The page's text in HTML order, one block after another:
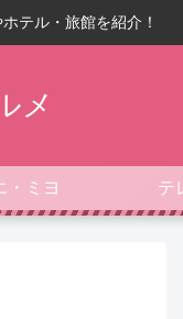
テル・旅館を紹介！
メ
・ミヨ テ